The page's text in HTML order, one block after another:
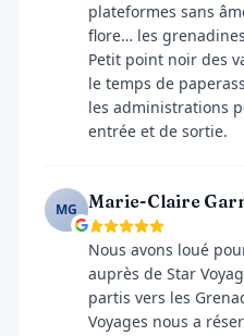
plateformes sans
flore… les
Petit point noir des
le temps de
les administrations
entrée et de sortie.
MG Marie-Claire
Nous avons loué
auprès de Star
partis vers les
Voyages nous a